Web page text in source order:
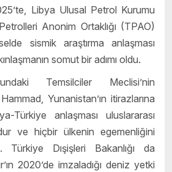
Libya Ulusal Petrol Kurumu
Anonim Ortaklığı (TPAO)
sismik araştırma anlaşması
somut bir adımı oldu.
Temsilciler Meclisi’nin
Yunanistan’ın itirazlarına
Türkiye anlaşması uluslararası
ve hiçbir ülkenin egemenliğini
Dışişleri Bakanlığı da
2020’de imzaladığı deniz yetki